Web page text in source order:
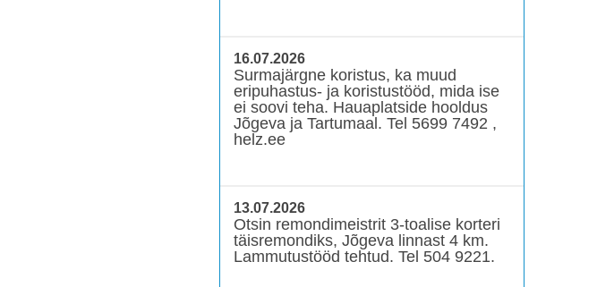
16.07.2026
Surmajärgne koristus, ka muud
eripuhastus- ja koristustööd, mida ise
ei soovi teha. Hauaplatside hooldus
Jõgeva ja Tartumaal. Tel 5699 7492 ,
helz.ee
13.07.2026
Otsin remondimeistrit 3-toalise korteri
täisremondiks, Jõgeva linnast 4 km.
Lammutustööd tehtud. Tel 504 9221.